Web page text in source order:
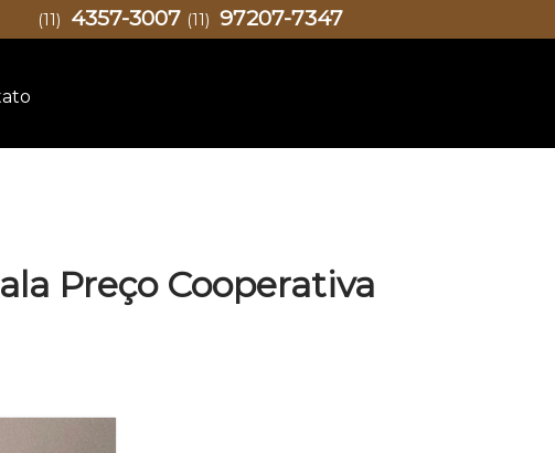
(11) 4357-3007 (11) 97207-7347
Preço Cooperativa